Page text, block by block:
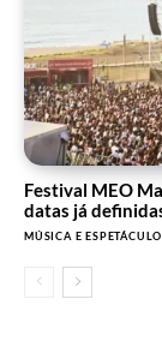
Festival MEO
datas já
MÚSICA E